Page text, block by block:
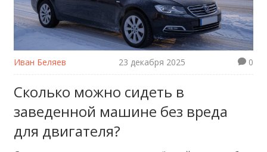
Иван Беляев 23 декабря 2025 0
Сколько можно сидеть в
заведенной машине без вреда
для двигателя?